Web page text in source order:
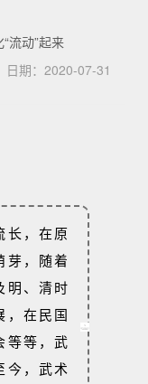
流动”起来
日期： 2020-07-31
长，在原
芽，随着
明、清时
，在民国
等等，武
今，武术